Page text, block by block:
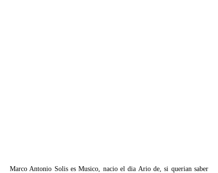
Marco Antonio Solis es Musico, nacio el dia Ario de, si querian saber